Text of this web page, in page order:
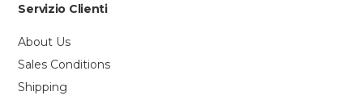
Servizio Clienti
About Us
Sales Conditions
Shipping